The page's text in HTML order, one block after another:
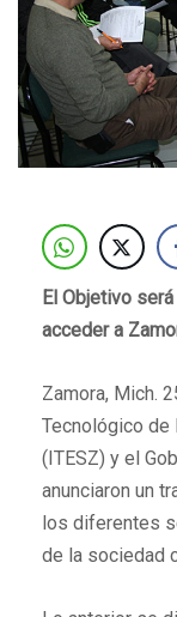
El Objetivo
acceder a
Zamora, Mich.
Tecnológico de
(ITESZ) y el
anunciaron un
los diferentes
de la sociedad